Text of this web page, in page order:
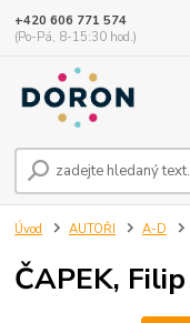
+420 606 771 574
(Po-Pá, 8-15:30 hod.)
Úvod AUTOŘI A-D
ČAPEK, Filip